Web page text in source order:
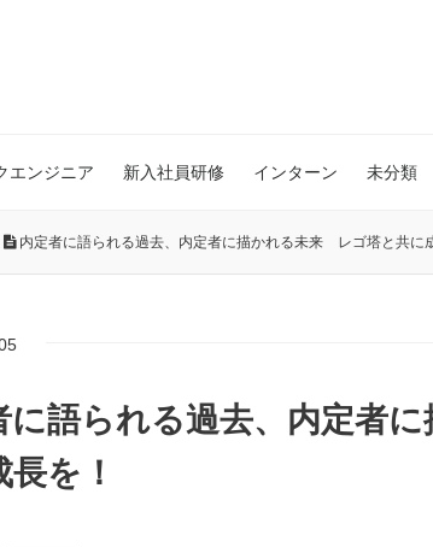
エンジニア 新入社員研修 インターン 未分類
内定者に語られる過去、内定者に描かれる未来 レゴ塔と共に
に語られる過去、内定者
を！